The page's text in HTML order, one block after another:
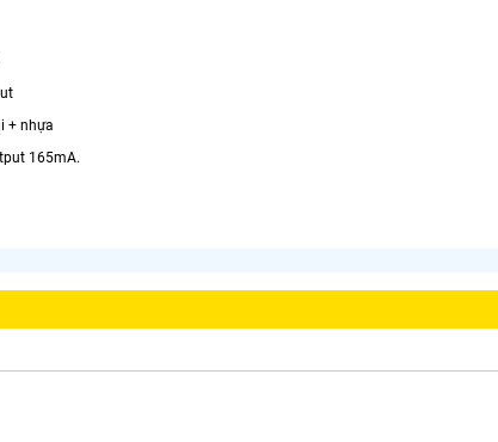
+ nhựa
165mA.